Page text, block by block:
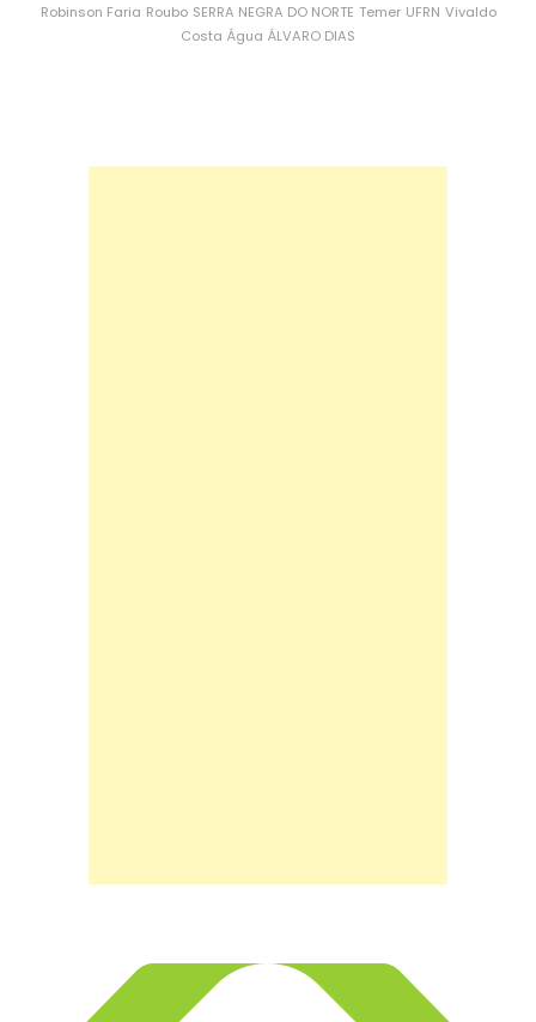
Robinson Faria Roubo SERRA NEGRA DO NORTE Temer UFRN Vivaldo
Costa Água ÁLVARO DIAS